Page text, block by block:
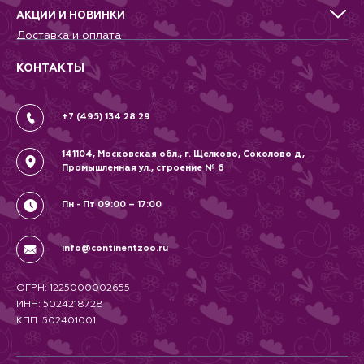
Террариумистика
Добрые дела
Новости
Контакты
Вопрос-Ответ
АКЦИИ И НОВИНКИ
Доставка и оплата
Гарантии и возврат
Вакансии
Политика
Соглашение
КОНТАКТЫ
+7 (495) 134 28 29
141104, Московская обл., г. Щелково, Соколово д,
Промышленная ул., строение № 6
Пн - Пт 09:00 – 17:00
info@continentzoo.ru
ОГРН: 1225000002655
ИНН: 5024218728
КПП: 502401001